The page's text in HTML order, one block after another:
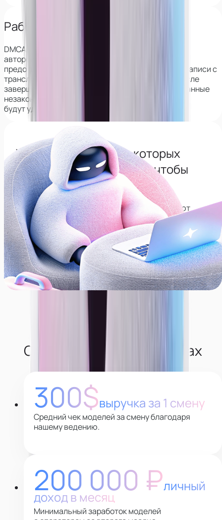
Работаем с DMCA
DMCA — это закон о защите
авторского права в интернете, который также
предотвращает распространение скриншотов и записи с
трансляций. Его применение гарантирует, что после
завершения работы все ваши фото и видео, сделанные
незаконно,
будут удалены из интернета навсегда.
Узнай все сервисы с которых
нужно будет удалиться, чтобы
сохранить анонимность
Собрали список сервисов, которые позволяют
находить соц. сети по лицу, рекомендуем
удалиться с них, даже если не планируете карьеру
модели.
Перейти в тг-канал
О наших моделях в цифрах
300$выручка за 1 смену
Средний чек моделей за смену благодаря
нашему ведению.
200 000 ₽личный
доход в месяц
Минимальный заработок моделей